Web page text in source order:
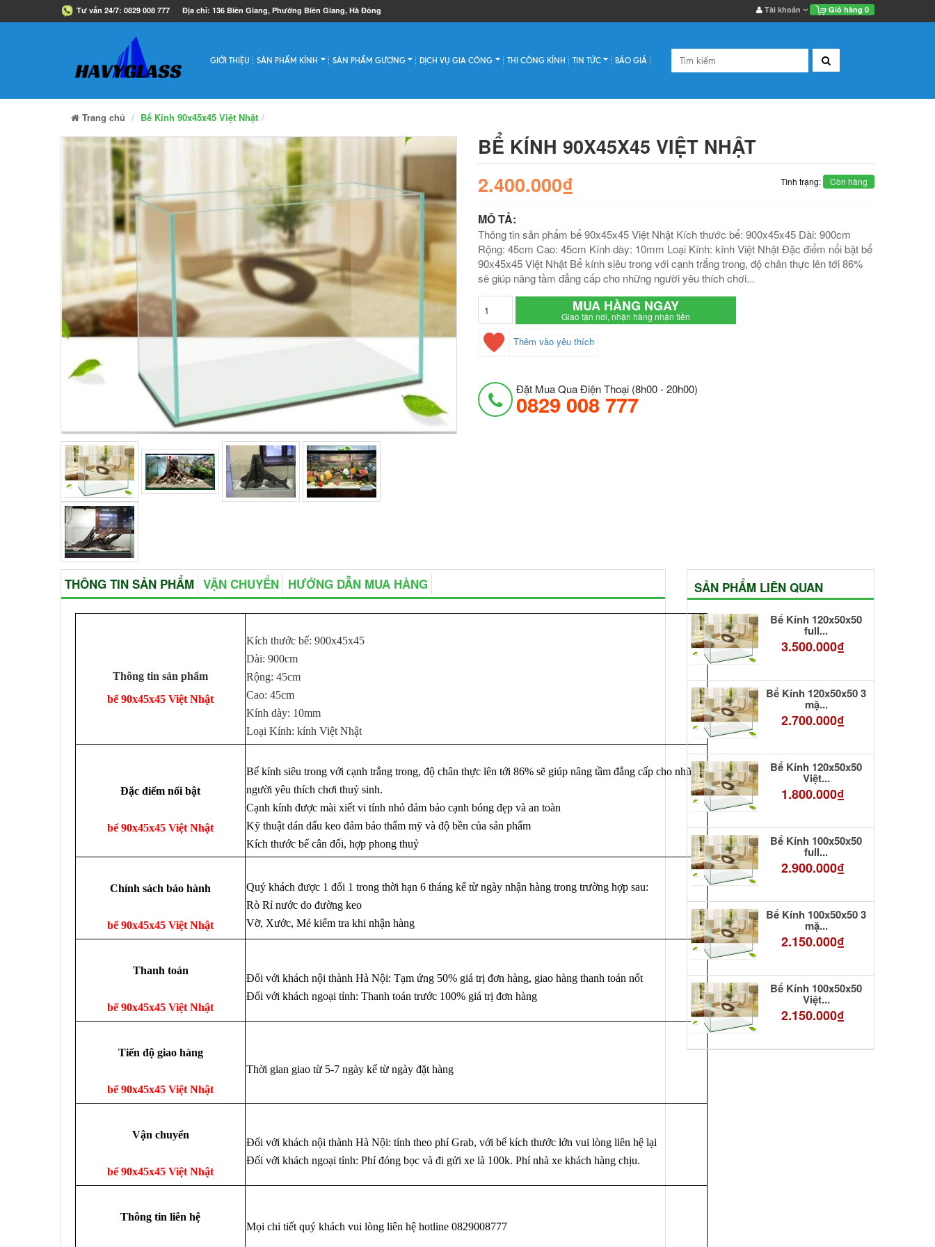
Tư vấn 24/7: 0829 008 777 Địa chỉ: 136 Biên Giang, Phường Biên Giang, Hà Đông Tài khoản Giỏ hàng 0
GIỚI THIỆU SẢN PHẨM KÍNH SẢN PHẨM GƯƠNG DỊCH VỤ GIA CÔNG THI CÔNG KÍNH TIN TỨC BÁO GIÁ
Trang chủ Bể Kính 90x45x45 Việt Nhật
BỂ KÍNH 90X45X45 VIỆT NHẬT
2.400.000₫
Tình trạng: Còn hàng
MÔ TẢ:
Thông tin sản phẩm bể 90x45x45 Việt Nhật Kích thước bể: 900x45x45 Dài: 900cm
Rộng: 45cm Cao: 45cm Kính dày: 10mm Loại Kính: kính Việt Nhật Đặc điểm nổi bật bể
90x45x45 Việt Nhật Bể kính siêu trong với cạnh trắng trong, độ chân thực lên tới 86%
sẽ giúp nâng tầm đẳng cấp cho những người yêu thích chơi...
MUA HÀNG NGAY
Giao tận nơi, nhận hàng nhận tiền
Thêm vào yêu thích
Đặt Mua Qua Điện Thoại (8h00 - 20h00)
0829 008 777
THÔNG TIN SẢN PHẨM VẬN CHUYỂN HƯỚNG DẪN MUA HÀNG
Thông tin sản phẩm
bể 90x45x45 Việt Nhật
Kích thước bể: 900x45x45
Dài: 900cm
Rộng: 45cm
Cao: 45cm
Kính dày: 10mm
Loại Kính: kính Việt Nhật
Đặc điểm nổi bật
bể 90x45x45 Việt Nhật
Bể kính siêu trong với cạnh trắng trong, độ chân thực lên tới 86% sẽ giúp nâng tầm đẳng cấp cho những
người yêu thích chơi thuỷ sinh.
Cạnh kính được mài xiết vi tính nhỏ đảm bảo cạnh bóng đẹp và an toàn
Kỹ thuật dán dấu keo đảm bảo thẩm mỹ và độ bền của sản phẩm
Kích thước bể cân đối, hợp phong thuỷ
Chính sách bảo hành
bể 90x45x45 Việt Nhật
Quý khách được 1 đổi 1 trong thời hạn 6 tháng kể từ ngày nhận hàng trong trường hợp sau:
Rò Rỉ nước do đường keo
Vỡ, Xước, Mẻ kiểm tra khi nhận hàng
Thanh toán
bể 90x45x45 Việt Nhật
Đối với khách nội thành Hà Nội: Tạm ứng 50% giá trị đơn hàng, giao hàng thanh toán nốt
Đối với khách ngoại tỉnh: Thanh toán trước 100% giá trị đơn hàng
Tiến độ giao hàng
bể 90x45x45 Việt Nhật
Thời gian giao từ 5-7 ngày kể từ ngày đặt hàng
Vận chuyển
bể 90x45x45 Việt Nhật
Đối với khách nội thành Hà Nội: tính theo phí Grab, với bể kích thước lớn vui lòng liên hệ lại
Đối với khách ngoại tỉnh: Phí đóng bọc và đi gửi xe là 100k. Phí nhà xe khách hàng chịu.
Thông tin liên hệ
Mọi chi tiết quý khách vui lòng liên hệ hotline 0829008777
SẢN PHẨM LIÊN QUAN
Bể Kính 120x50x50
full...
3.500.000₫
Bể Kính 120x50x50 3
mặ...
2.700.000₫
Bể Kính 120x50x50
Việt...
1.800.000₫
Bể Kính 100x50x50
full...
2.900.000₫
Bể Kính 100x50x50 3
mặ...
2.150.000₫
Bể Kính 100x50x50
Việt...
2.150.000₫